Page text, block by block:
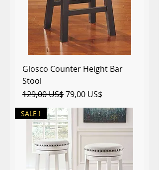
Glosco Counter Height Bar
Stool
Precio
129,00 US$Precio de oferta
79,00 US$
SALE !